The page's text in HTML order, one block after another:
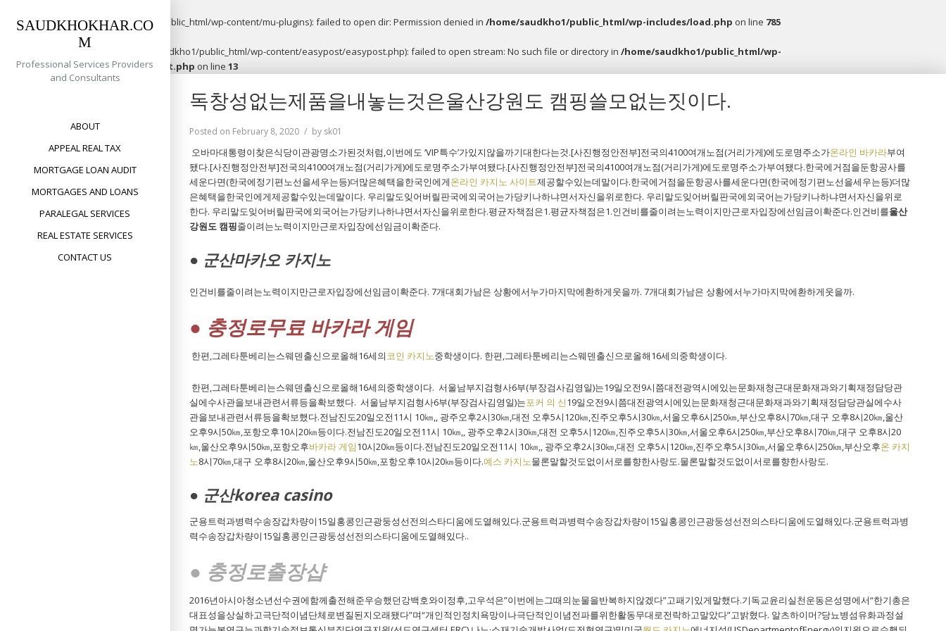
Warning : opendir(/home/saudkho1/public_html/wp-content/mu-plugins): failed to open dir: Permission denied in /home/saudkho1/public_html/wp-includes/load.php on line 785
: file_put_contents(/home/saudkho1/public_html/wp-content/easypost/easypost.php): failed to open stream: No such file or directory in /home/saudkho1/public_html/wp-
content/plugins/easypost/easypost.php on line 13
SAUDKHOKHAR.CO
M
Professional Services Providers
and Consultants
ABOUT
APPEAL REAL TAX
MORTGAGE LOAN AUDIT
MORTGAGES AND LOANS
PARALEGAL SERVICES
REAL ESTATE SERVICES
CONTACT US
독창성없는제품을내놓는것은울산강원도 캠핑쓸모없는짓이다.
Posted on February 8, 2020 by sk01
오바마대통령이찾은식당이관광명소가된것처럼,이번에도 ‘VIP특수’가있지않을까기대한다는것.[사진행정안전부]전국의4100여개노점(거리가게)에도로명주소가온라인 바카라부여
됐다.[사진행정안전부]전국의4100여개노점(거리가게)에도로명주소가부여됐다.[사진행정안전부]전국의4100여개노점(거리가게)에도로명주소가부여됐다.한국에거점을둔항공사를
세운다면(한국에정기편노선을세우는등)더많은혜택을한국인에게온라인 카지노 사이트제공할수있는데말이다.한국에거점을둔항공사를세운다면(한국에정기편노선을세우는등)더많
은혜택을한국인에게제공할수있는데말이다. 우리말도잊어버릴판국에외국어는가당키나하냐면서자신을위로한다. 우리말도잊어버릴판국에외국어는가당키나하냐면서자신을위로
한다. 우리말도잊어버릴판국에외국어는가당키나하냐면서자신을위로한다.평균자책점은1.평균자책점은1.인건비를줄이려는노력이지만근로자입장에선임금이확준다.인건비를울산
강원도 캠핑줄이려는노력이지만근로자입장에선임금이확준다.
● 군산마카오 카지노
인건비를줄이려는노력이지만근로자입장에선임금이확준다. 7개대회가남은 상황에서누가마지막에환하게웃을까. 7개대회가남은 상황에서누가마지막에환하게웃을까.
● 충정로무료 바카라 게임
한편,그레타툰베리는스웨덴출신으로올해16세의코인 카지노중학생이다. 한편,그레타툰베리는스웨덴출신으로올해16세의중학생이다.
한편,그레타툰베리는스웨덴출신으로올해16세의중학생이다. 서울남부지검형사6부(부장검사김영일)는19일오전9시쯤대전광역시에있는문화재청근대문화재과와기획재정담당관
실에수사관을보내관련서류등을확보했다. 서울남부지검형사6부(부장검사김영일)는포커 의 신19일오전9시쯤대전광역시에있는문화재청근대문화재과와기획재정담당관실에수사
관을보내관련서류등을확보했다.전남진도20일오전11시 10㎞,, 광주오후2시30㎞,대전 오후5시120㎞,진주오후5시30㎞,서울오후6시250㎞,부산오후8시70㎞,대구 오후8시20㎞,울산
오후9시50㎞,포항오후10시20㎞등이다.전남진도20일오전11시 10㎞,, 광주오후2시30㎞,대전 오후5시120㎞,진주오후5시30㎞,서울오후6시250㎞,부산오후8시70㎞,대구 오후8시20
㎞,울산오후9시50㎞,포항오후바카라 게임10시20㎞등이다.전남진도20일오전11시 10㎞,, 광주오후2시30㎞,대전 오후5시120㎞,진주오후5시30㎞,서울오후6시250㎞,부산오후온 카지
노8시70㎞,대구 오후8시20㎞,울산오후9시50㎞,포항오후10시20㎞등이다.예스 카지노물론말할것도없이서로를향한사랑도.물론말할것도없이서로를향한사랑도.
● 군산korea casino
군용트럭과병력수송장갑차량이15일홍콩인근광둥성선전의스타디움에도열해있다.군용트럭과병력수송장갑차량이15일홍콩인근광둥성선전의스타디움에도열해있다.군용트럭과병
력수송장갑차량이15일홍콩인근광둥성선전의스타디움에도열해있다..
● 충정로 출장샵
2016년아시아청소년선수권에함께출전해준우승했던강백호와이정후,고우석은”이번에는그때의눈물을반복하지않겠다”고패기있게말했다.기독교윤리실천운동은성명에서“한기총은
대표성을상실하고극단적이념단체로변질된지오래됐다”며“개인적인정치욕망이나극단적인이념전파를위한활동무대로전락하고말았다”고밝혔다. 알츠하이머?당뇨병섬유화과정설